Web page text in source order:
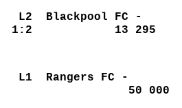
L2 Blackpool FC -
1:2 13 295
L1 Rangers FC -
2:2 50 000